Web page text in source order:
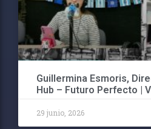
Guillermina Esmoris,
Hub – Futuro Perfecto |
29 junio, 2026